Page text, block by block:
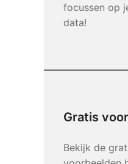
focussen op
data!
Gratis
Bekijk de